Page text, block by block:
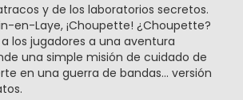
y de los laboratorios secretos.
en-Laye, ¡Choupette! ¿Choupette?
los jugadores a una aventura
una simple misión de cuidado de
en una guerra de bandas... versión